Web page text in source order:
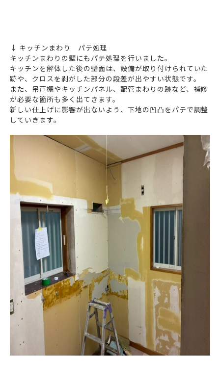
↓ キッチンまわり パテ処理
キッチンまわりの壁にもパテ処理を行いました。
キッチンを解体した後の壁面は、設備が取り付けられていた
跡や、クロスを剥がした部分の段差が出やすい状態です。
また、吊戸棚やキッチンパネル、配管まわりの跡など、補修
が必要な箇所も多く出てきます。
新しい仕上げに影響が出ないよう、下地の凹凸をパテで調整
していきます。